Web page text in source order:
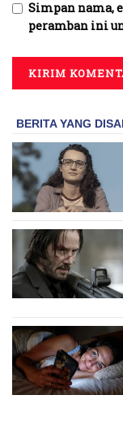
Simpan nama,
peramban ini